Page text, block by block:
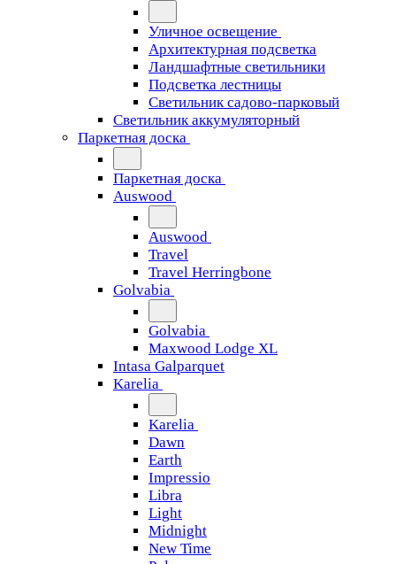
Уличное освещение
Архитектурная подсветка
Ландшафтные светильники
Подсветка лестницы
Светильник садово-парковый
Светильник аккумуляторный
Паркетная доска
Паркетная доска
Auswood
Auswood
Travel
Travel Herringbone
Golvabia
Golvabia
Maxwood Lodge XL
Intasa Galparquet
Karelia
Karelia
Dawn
Earth
Impressio
Libra
Light
Midnight
New Time